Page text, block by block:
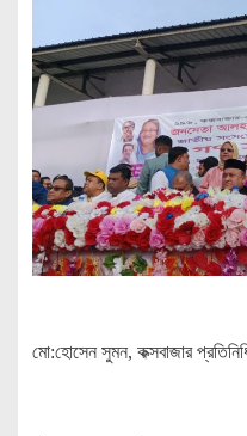
মো:হোসেন সুমন, কক্সবাজার